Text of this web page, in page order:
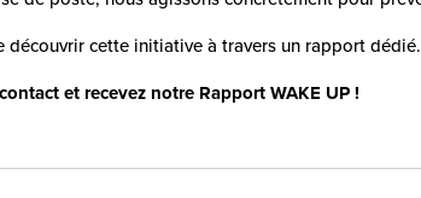
découvrir cette initiative à travers un rapport dédié.
et recevez notre Rapport WAKE UP !